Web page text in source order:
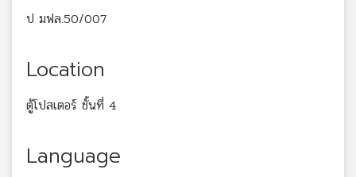
ป มฟล.50/007
Location
ตู้โปสเตอร์ ชั้นที่ 4
Language